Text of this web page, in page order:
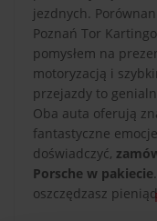
jezdnych.
Poznań Tor
pomysłem na
motoryzacją i
przejazdy to
Oba auta oferują
fantastyczne
doświadczyć,
Porsche w pakiecie
oszczędzasz